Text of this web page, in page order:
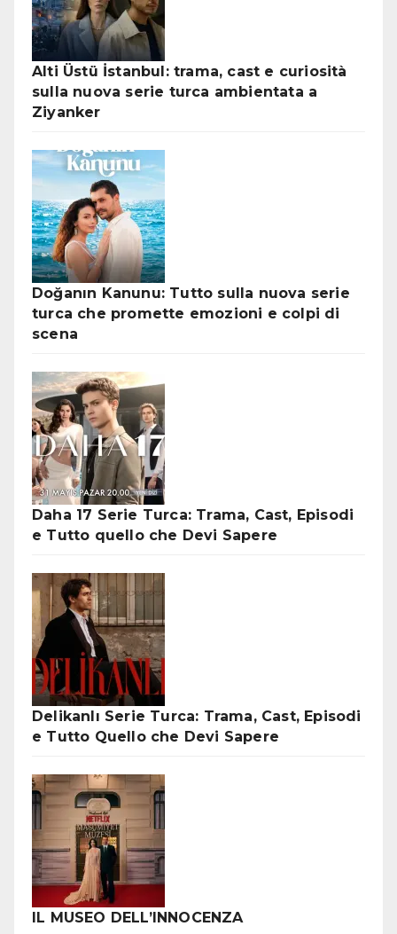
Alti Üstü İstanbul: trama, cast e curiosità
sulla nuova serie turca ambientata a
Ziyanker
Doğanın Kanunu: Tutto sulla nuova serie
turca che promette emozioni e colpi di
scena
Daha 17 Serie Turca: Trama, Cast, Episodi
e Tutto quello che Devi Sapere
Delikanlı Serie Turca: Trama, Cast, Episodi
e Tutto Quello che Devi Sapere
IL MUSEO DELL’INNOCENZA